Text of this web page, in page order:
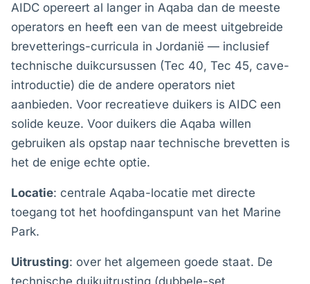
AIDC opereert al langer in Aqaba dan de meeste
operators en heeft een van de meest uitgebreide
brevetterings-curricula in Jordanië — inclusief
technische duikcursussen (Tec 40, Tec 45, cave-
introductie) die de andere operators niet
aanbieden. Voor recreatieve duikers is AIDC een
solide keuze. Voor duikers die Aqaba willen
gebruiken als opstap naar technische brevetten is
het de enige echte optie.
Locatie: centrale Aqaba-locatie met directe
toegang tot het hoofdinganspunt van het Marine
Park.
Uitrusting: over het algemeen goede staat. De
technische duikuitrusting (dubbele-set